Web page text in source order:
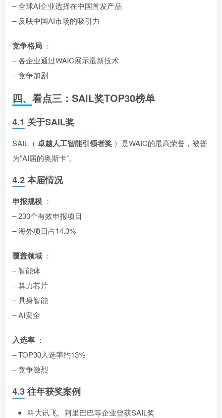
– 全球AI企业选择在中国首发产品
– 反映中国AI市场的吸引力
竞争格局 ：
– 各企业通过WAIC展示最新技术
– 竞争加剧
四、看点三：SAIL奖TOP30榜单
4.1 关于SAIL奖
SAIL（ 卓越人工智能引领者奖 ）是WAIC的最高荣誉，被誉
为”AI届的奥斯卡”。
4.2 本届情况
申报规模 ：
– 230个有效申报项目
– 海外项目占14.3%
覆盖领域 ：
– 智能体
– 算力芯片
– 具身智能
– AI安全
入选率 ：
– TOP30入选率约13%
– 竞争激烈
4.3 往年获奖案例
科大讯飞、阿里巴巴等企业曾获SAIL奖